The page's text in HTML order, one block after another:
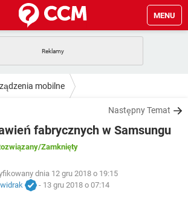
MENU
WHATSAPP
FACEBOOK
TIKTOK
TIKTOK
WHATSAPP
NETFLIX
WHATSAPP
mobilne
Następny Temat
fabrycznych w Samsungu
/Zamknięty
dnia 12 gru 2018 o 19:15
- 13 gru 2018 o 07:14